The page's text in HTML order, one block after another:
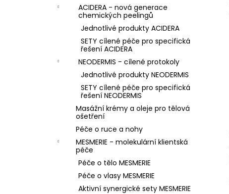
ACIDERA - nová generace
chemických peelingů
Jednotlivé produkty ACIDERA
SETY cílené péče pro specifická
řešení ACIDERA
NEODERMIS - cílené protokoly
Jednotlivé produkty NEODERMIS
SETY cílené péče pro specifická
řešení NEODERMIS
Masážní krémy a oleje pro tělová
ošetření
Péče o ruce a nohy
MESMERIE - molekulární klientská
péče
Péče o tělo MESMERIE
Péče o vlasy MESMERIE
Aktivní synergické sety MESMERIE